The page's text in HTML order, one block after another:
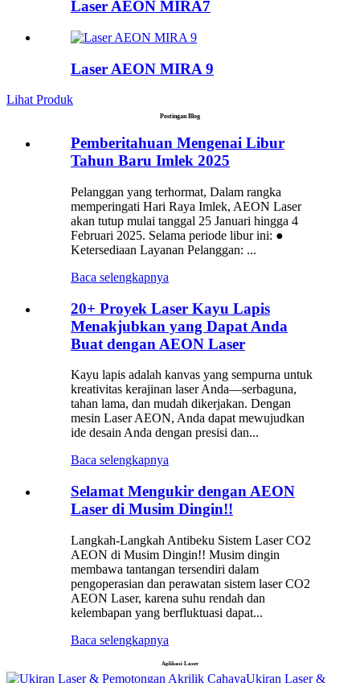
Laser AEON MIRA7
Laser AEON MIRA 9
Lihat Produk
Postingan Blog
Pemberitahuan Mengenai Libur
Tahun Baru Imlek 2025
Pelanggan yang terhormat, Dalam rangka
memperingati Hari Raya Imlek, AEON Laser
akan tutup mulai tanggal 25 Januari hingga 4
Februari 2025. Selama periode libur ini: ●
Ketersediaan Layanan Pelanggan: ...
Baca selengkapnya
20+ Proyek Laser Kayu Lapis
Menakjubkan yang Dapat Anda
Buat dengan AEON Laser
Kayu lapis adalah kanvas yang sempurna untuk
kreativitas kerajinan laser Anda—serbaguna,
tahan lama, dan mudah dikerjakan. Dengan
mesin Laser AEON, Anda dapat mewujudkan
ide desain Anda dengan presisi dan...
Baca selengkapnya
Selamat Mengukir dengan AEON
Laser di Musim Dingin!!
Langkah-Langkah Antibeku Sistem Laser CO2
AEON di Musim Dingin!! Musim dingin
membawa tantangan tersendiri dalam
pengoperasian dan perawatan sistem laser CO2
AEON Laser, karena suhu rendah dan
kelembapan yang berfluktuasi dapat...
Baca selengkapnya
Aplikasi Laser
Ukiran Laser &